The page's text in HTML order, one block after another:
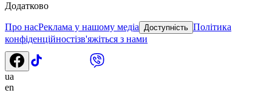
Додатково
Про насРеклама у нашому медіа Доступність Політика
конфіденційностізв'яжіться з нами
ua
en